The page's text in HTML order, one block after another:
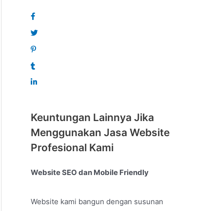
Keuntungan Lainnya Jika
Menggunakan Jasa Website
Profesional Kami
Website SEO dan Mobile Friendly
Website kami bangun dengan susunan